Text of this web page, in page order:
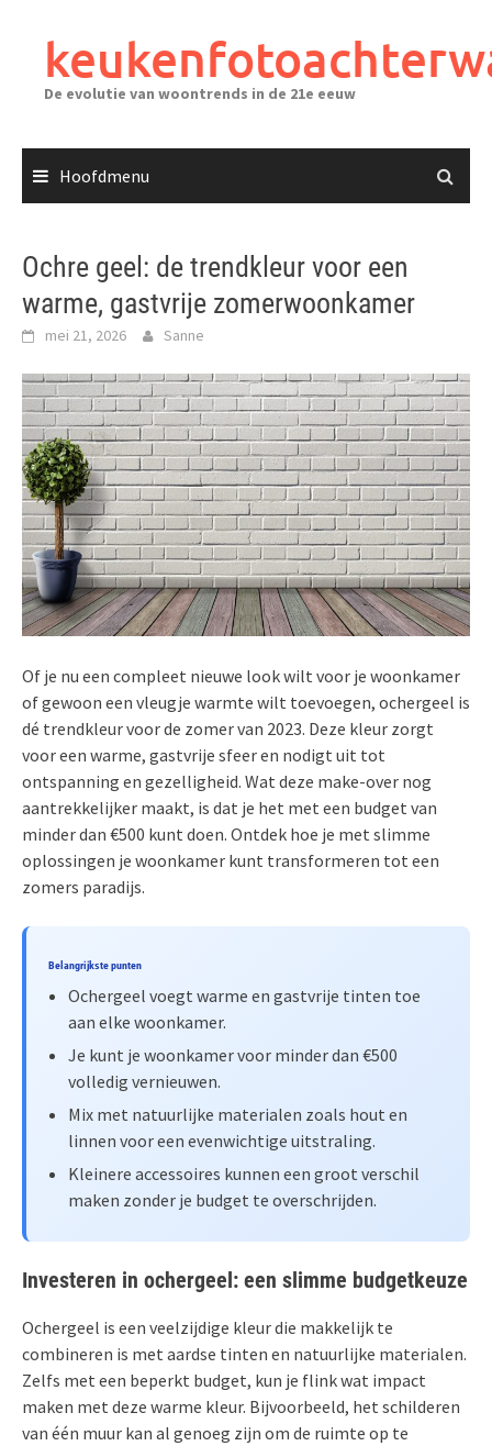
inhoudDe evolutie van woontrends in de 21e eeuw
Hoofdmenu
Ochre geel: de trendkleur voor een
warme, gastvrije zomerwoonkamer
mei 21, 2026 Sanne
Of je nu een compleet nieuwe look wilt voor je woonkamer
of gewoon een vleugje warmte wilt toevoegen, ochergeel is
dé trendkleur voor de zomer van 2023. Deze kleur zorgt
voor een warme, gastvrije sfeer en nodigt uit tot
ontspanning en gezelligheid. Wat deze make-over nog
aantrekkelijker maakt, is dat je het met een budget van
minder dan €500 kunt doen. Ontdek hoe je met slimme
oplossingen je woonkamer kunt transformeren tot een
zomers paradijs.
Belangrijkste punten
Ochergeel voegt warme en gastvrije tinten toe
aan elke woonkamer.
Je kunt je woonkamer voor minder dan €500
volledig vernieuwen.
Mix met natuurlijke materialen zoals hout en
linnen voor een evenwichtige uitstraling.
Kleinere accessoires kunnen een groot verschil
maken zonder je budget te overschrijden.
Investeren in ochergeel: een slimme budgetkeuze
Ochergeel is een veelzijdige kleur die makkelijk te
combineren is met aardse tinten en natuurlijke materialen.
Zelfs met een beperkt budget, kun je flink wat impact
maken met deze warme kleur. Bijvoorbeeld, het schilderen
van één muur kan al genoeg zijn om de ruimte op te